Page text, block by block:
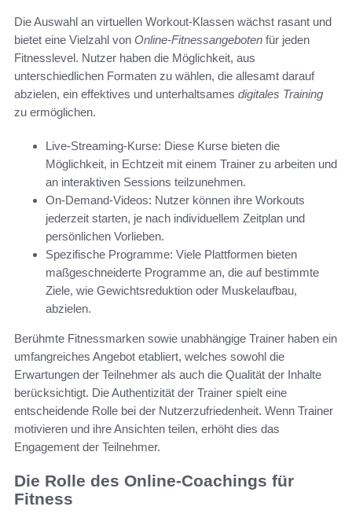
Die Auswahl an virtuellen Workout-Klassen wächst rasant und
bietet eine Vielzahl von Online-Fitnessangeboten für jeden
Fitnesslevel. Nutzer haben die Möglichkeit, aus
unterschiedlichen Formaten zu wählen, die allesamt darauf
abzielen, ein effektives und unterhaltsames digitales Training
zu ermöglichen.
Live-Streaming-Kurse: Diese Kurse bieten die
Möglichkeit, in Echtzeit mit einem Trainer zu arbeiten und
an interaktiven Sessions teilzunehmen.
On-Demand-Videos: Nutzer können ihre Workouts
jederzeit starten, je nach individuellem Zeitplan und
persönlichen Vorlieben.
Spezifische Programme: Viele Plattformen bieten
maßgeschneiderte Programme an, die auf bestimmte
Ziele, wie Gewichtsreduktion oder Muskelaufbau,
abzielen.
Berühmte Fitnessmarken sowie unabhängige Trainer haben ein
umfangreiches Angebot etabliert, welches sowohl die
Erwartungen der Teilnehmer als auch die Qualität der Inhalte
berücksichtigt. Die Authentizität der Trainer spielt eine
entscheidende Rolle bei der Nutzerzufriedenheit. Wenn Trainer
motivieren und ihre Ansichten teilen, erhöht dies das
Engagement der Teilnehmer.
Die Rolle des Online-Coachings für
Fitness